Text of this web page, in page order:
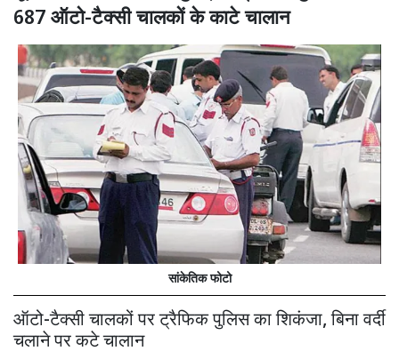
687 ऑटो-टैक्सी चालकों के काटे चालान
सांकेतिक फोटो
ऑटो-टैक्सी चालकों पर ट्रैफिक पुलिस का शिकंजा, बिना वर्दी
चलाने पर कटे चालान